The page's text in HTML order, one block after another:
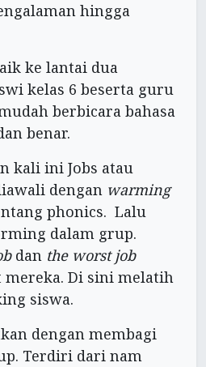
hingga
ke lantai dua
kelas 6 beserta guru
berbicara bahasa
benar.
kali ini Jobs atau
dengan warming
phonics. Lalu
dalam grup.
dan the worst job
Di sini melatih
siswa.
dengan membagi
Terdiri dari nam